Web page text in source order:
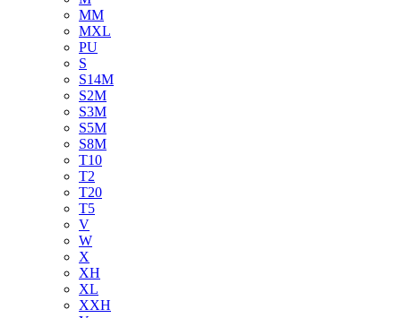
MM
MXL
PU
S
S14M
S2M
S3M
S5M
S8M
T10
T2
T20
T5
V
W
X
XH
XL
XXH